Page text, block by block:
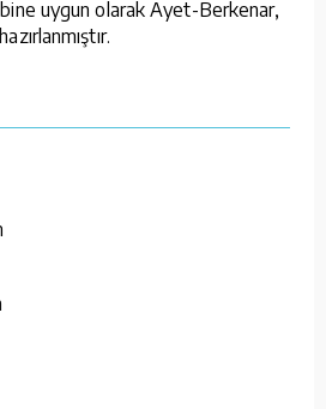
uygun olarak Ayet-Berkenar,